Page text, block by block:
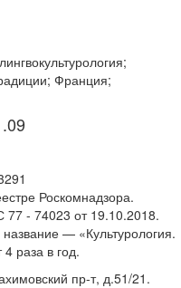
Франция;
Роскомнадзора.
- 74023 от 19.10.2018.
— «Культурология.
раза в год.
пр-т, д.51/21.